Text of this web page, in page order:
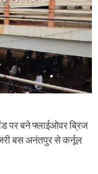
पर बने फ्लाईओवर ब्रिज
बस अनंतपुर से कर्नूल